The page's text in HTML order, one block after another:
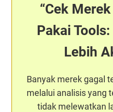
Cek
Pakai
Lebih
Banyak merek gagal
melalui analisis yang
tidak melewatkan